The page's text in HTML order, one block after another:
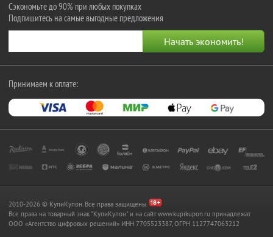
Сэкономьте до 90% при любых покупках
Подпишитесь на самые выгодные предложения
Принимаем к оплате:
2010-2026 © КупиКупон. Все права защищены.
Все права на товарный знак "КупиКупон" и на сайт www.kupikupon.ru принадлежат
OOO «Агентство цифровых решений» ИНН 7705523387, ОГРН 1127747063212